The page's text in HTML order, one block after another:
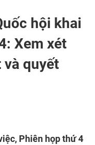
hội khai
Xem xét
và quyết
Phiên họp thứ 4